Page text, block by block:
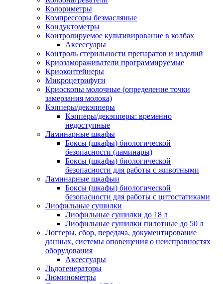
Колориметры
Компрессоры безмасляные
Кондуктометры
Контролируемое культивирование в колбах
Аксессуары
Контроль стерильности препаратов и изделий
Криозамораживатели программируемые
Криоконтейнеры
Микроцетрифуги
Криоскопы молочные (определение точки
замерзания молока)
Кэпперы/декэпперы
Кэпперы/декэпперы: временно
недоступные
Ламинарные шкафы
Боксы (шкафы) биологической
безопасности (ламинары)
Боксы (шкафы) биологической
безопасности для работы с животными
Ламинарные шкафыи
Боксы (шкафы) биологической
безопасности для работы с цитостатиками
Лиофильные сушилки
Лиофильные сушилки до 18 л
Лиофильные сушилки пилотные до 50 л
Логгеры, сбор, передача, документирование
данных, системы оповещения о неисправностях
оборудования
Аксессуары
Льдогенераторы
Люминометры